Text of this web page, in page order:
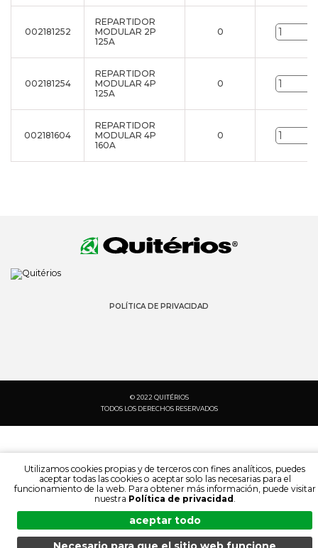
002181252
REPARTIDOR
MODULAR 2P
125A
0
002181254
REPARTIDOR
MODULAR 4P
125A
0
002181604
REPARTIDOR
MODULAR 4P
160A
0
POLÍTICA DE PRIVACIDAD
© 2022 QUITÉRIOS
TODOS LOS DERECHOS RESERVADOS
Utilizamos cookies propias y de terceros con fines analíticos, puedes
aceptar todas las cookies o aceptar solo las necesarias para el
funcionamiento de la web. Para obtener más información, puede visitar
nuestra Política de privacidad .
aceptar todo